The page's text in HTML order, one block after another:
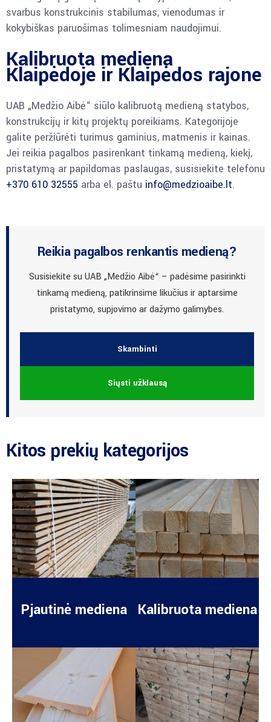
svarbus konstrukcinis stabilumas, vienodumas ir
kokybiškas paruošimas tolimesniam naudojimui.
Kalibruota mediena
Klaipėdoje ir Klaipėdos rajone
UAB „Medžio Aibė“ siūlo kalibruotą medieną statybos,
konstrukcijų ir kitų projektų poreikiams. Kategorijoje
galite peržiūrėti turimus gaminius, matmenis ir kainas.
Jei reikia pagalbos pasirenkant tinkamą medieną, kiekį,
pristatymą ar papildomas paslaugas, susisiekite telefonu
+370 610 32555 arba el. paštu info@medzioaibe.lt.
Reikia pagalbos renkantis medieną?
Susisiekite su UAB „Medžio Aibė“ – padėsime pasirinkti
tinkamą medieną, patikrinsime likučius ir aptarsime
pristatymo, supjovimo ar dažymo galimybes.
Skambinti
Siųsti užklausą
Kitos prekių kategorijos
Pjautinė mediena Kalibruota mediena